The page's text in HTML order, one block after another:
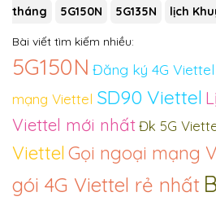
tháng
5G150N 5G135N lịch
Bài viết tìm kiếm nhiều:
5G150N Đăng ký 4G
mạng Viettel SD90 Viettel
Viettel mới nhấtĐk 5G
Viettel Gọi ngoại mạng
gói 4G Viettel rẻ nhất